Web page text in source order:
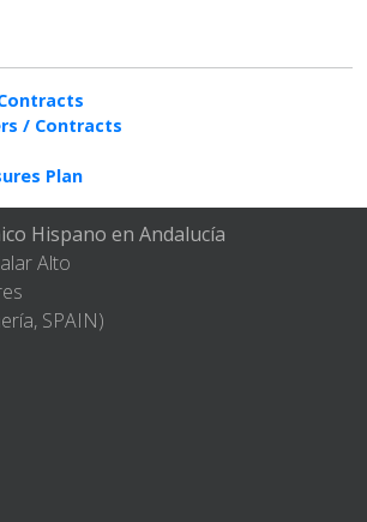
/ Contracts
Plan
Hispano en Andalucía
Alto
SPAIN)